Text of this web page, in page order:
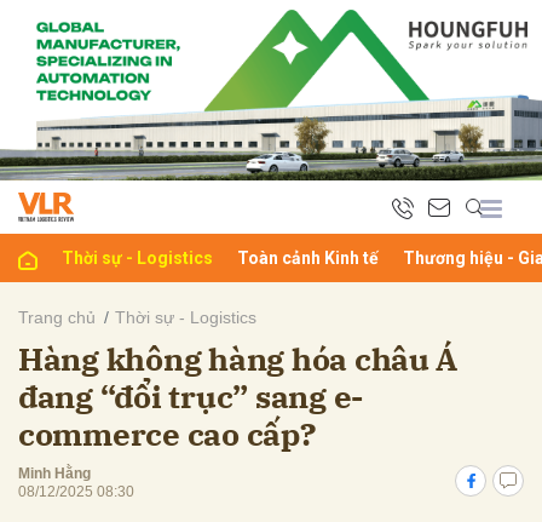
Thời sự - Logistics Toàn cảnh Kinh tế Thương hiệu -
Trang chủ Thời sự - Logistics
Hàng không hàng hóa châu Á
đang “đổi trục” sang e-
commerce cao cấp?
Minh Hằng
08/12/2025 08:30
luận
Hủy